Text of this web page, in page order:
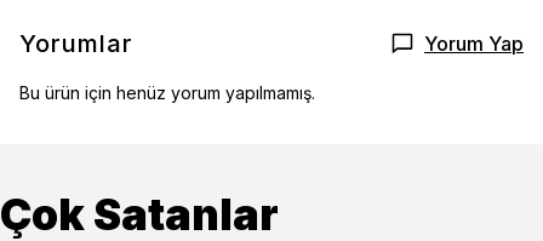
Yorumlar Yorum Yap
Bu ürün için henüz yorum yapılmamış.
Çok Satanlar